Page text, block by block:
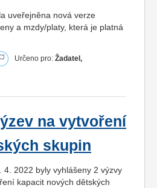
uveřejněna nová verze
a mzdy/platy, která je platná
Určeno pro: Žadatel,
na vytvoření
skupin
4. 2022 byly vyhlášeny 2 výzvy
kapacit nových dětských